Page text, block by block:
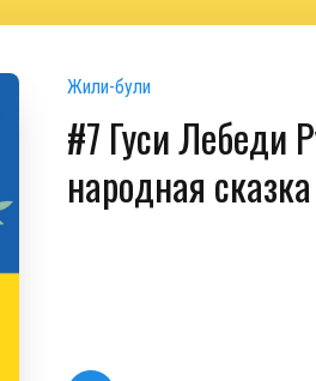
Жили-були
#7 Гуси Лебеди
народная